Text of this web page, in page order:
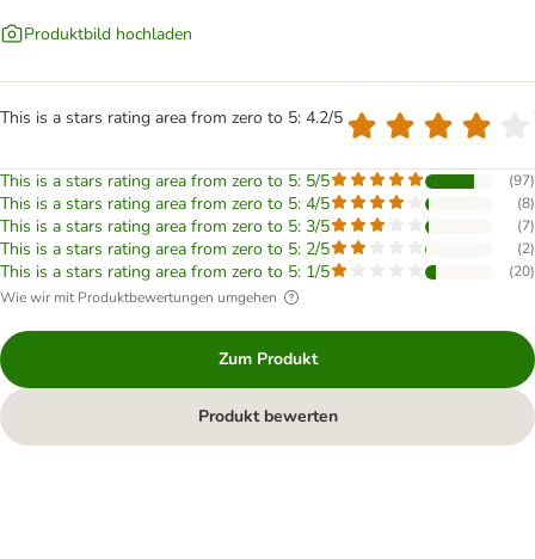
Produktbild hochladen
This is a stars rating area from zero to 5: 4.2/5
This is a stars rating area from zero to 5: 5/5 (97)
This is a stars rating area from zero to 5: 4/5 (8)
This is a stars rating area from zero to 5: 3/5 (7)
This is a stars rating area from zero to 5: 2/5 (2)
This is a stars rating area from zero to 5: 1/5 (20)
Wie wir mit Produktbewertungen umgehen
Zum Produkt
Produkt bewerten